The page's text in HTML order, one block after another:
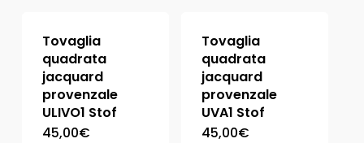
Tovaglia
quadrata
jacquard
provenzale
ULIVO1 Stof
45,00€
Tovaglia
quadrata
jacquard
provenzale
UVA1 Stof
45,00€